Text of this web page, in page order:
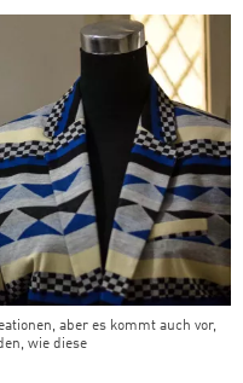
aber es kommt auch vor,
wie diese